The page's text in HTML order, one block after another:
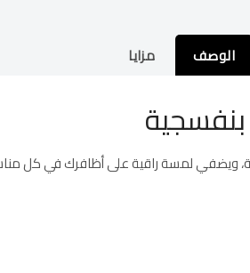
الوصف مزايا
بنفسجية
ويضفي لمسة راقية على أظافرك في كل